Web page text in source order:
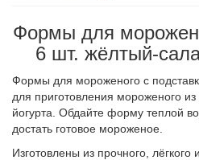
Формы для
6 шт. жёлтый-
Формы для мороженого с
для приготовления мороженого из
йогурта. Обдайте форму теплой
достать готовое мороженое.
Изготовлены из прочного, лёгкого